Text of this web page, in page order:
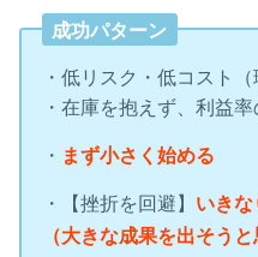
成功パターン
・低リスク・低コスト
・在庫を抱えず、利益
・ まず小さく始める
・【挫折を回避】 いき
（大きな成果を出そうと